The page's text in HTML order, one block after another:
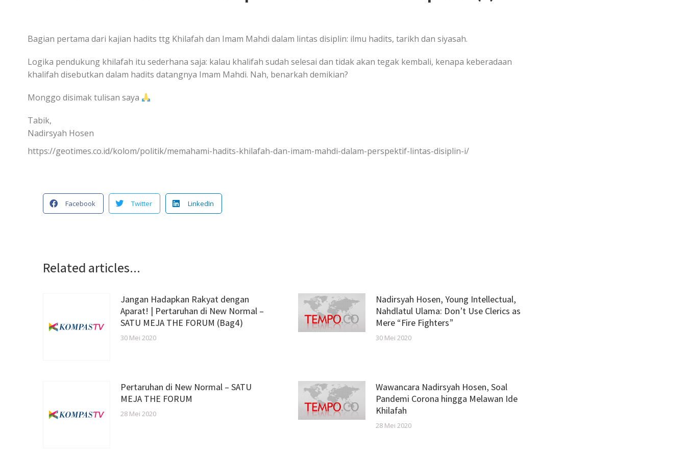
Bagian pertama dari kajian hadits ttg Khilafah dan Imam Mahdi dalam lintas disiplin: ilmu hadits, tarikh dan siyasah.
Logika pendukung khilafah itu sederhana saja: kalau khalifah sudah selesai dan tidak akan tegak kembali, kenapa keberadaan
khalifah disebutkan dalam hadits datangnya Imam Mahdi. Nah, benarkah demikian?
Monggo disimak tulisan saya
‪Tabik,‬
‪Nadirsyah Hosen‬
https://geotimes.co.id/kolom/politik/memahami-hadits-khilafah-dan-imam-mahdi-dalam-perspektif-lintas-disiplin-i/
Facebook Twitter LinkedIn
Related articles...
Jangan Hadapkan Rakyat dengan
Aparat! | Pertaruhan di New Normal –
SATU MEJA THE FORUM (Bag4)
30 Mei 2020
Nadirsyah Hosen, Young Intellectual,
Nahdlatul Ulama: Don’t Use Clerics as
Mere “Fire Fighters”
30 Mei 2020
Pertaruhan di New Normal – SATU
MEJA THE FORUM
28 Mei 2020
Wawancara Nadirsyah Hosen, Soal
Pandemi Corona hingga Melawan Ide
Khilafah
28 Mei 2020